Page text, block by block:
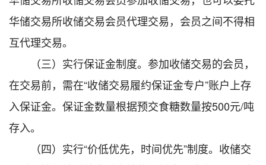
华储交易所收储交易会员代理交易，会员之间不得相
互代理交易。
（三）实行保证金制度。参加收储交易的会员，
在交易前，需在“收储交易履约保证金专户”账户上存
入保证金。保证金数量根据预交食糖数量按500元/吨
存入。
（四）实行“价低优先，时间优先”制度。收储交